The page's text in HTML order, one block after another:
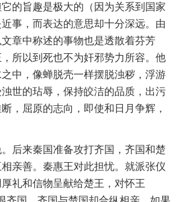
的旨趣是极大的（因为关系到国家
事，而表达的意思却十分深远。由
章中称述的事物也是透散着芬芳
所以到死也不为奸邪势力所容。他
中，像蝉脱壳一样摆脱浊秽，浮游
世的玷辱，保持皎洁的品质，出污
，屈原的志向，即使和日月争辉，
来秦国准备攻打齐国，齐国和楚
亲善。秦惠王对此担忧。就派张仪
礼和信物呈献给楚王，对怀王